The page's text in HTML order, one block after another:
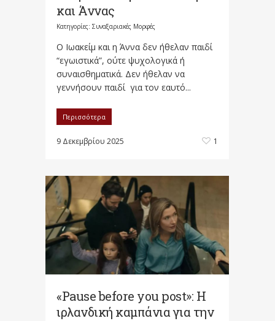
και Άννας
Κατηγορίες: Συναξαριακές Μορφές
Ο Ιωακείμ και η Άννα δεν ήθελαν παιδί
“εγωιστικά”, ούτε ψυχολογικά ή
συναισθηματικά. Δεν ήθελαν να
γεννήσουν παιδί για τον εαυτό...
Περισσότερα
9 Δεκεμβρίου 2025 1
«Pause before you post»: Η
ιρλανδική καμπάνια για την